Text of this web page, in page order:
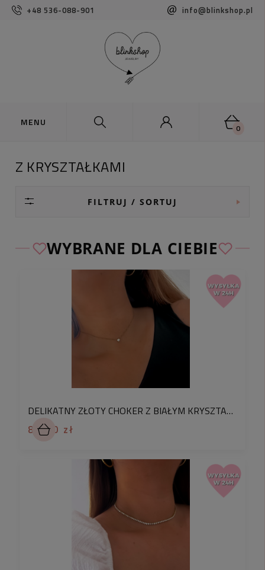
+48 536-088-901 info@blinkshop.pl
0
Z KRYSZTAŁKAMI
FILTRUJ / SORTUJ
WYBRANE DLA CIEBIE
DELIKATNY ZŁOTY CHOKER Z BIAŁYM KRYSZTAŁKIEM STAL CHIRURGICZNA
82,90 zł